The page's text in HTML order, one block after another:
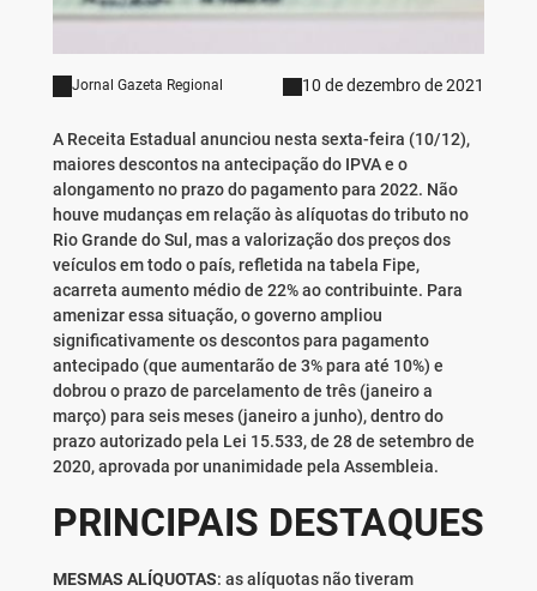
Jornal Gazeta Regional 10 de dezembro de 2021
A Receita Estadual anunciou nesta sexta-feira (10/12),
maiores descontos na antecipação do IPVA e o
alongamento no prazo do pagamento para 2022. Não
houve mudanças em relação às alíquotas do tributo no
Rio Grande do Sul, mas a valorização dos preços dos
veículos em todo o país, refletida na tabela Fipe,
acarreta aumento médio de 22% ao contribuinte. Para
amenizar essa situação, o governo ampliou
significativamente os descontos para pagamento
antecipado (que aumentarão de 3% para até 10%) e
dobrou o prazo de parcelamento de três (janeiro a
março) para seis meses (janeiro a junho), dentro do
prazo autorizado pela Lei 15.533, de 28 de setembro de
2020, aprovada por unanimidade pela Assembleia.
PRINCIPAIS DESTAQUES
MESMAS ALÍQUOTAS: as alíquotas não tiveram